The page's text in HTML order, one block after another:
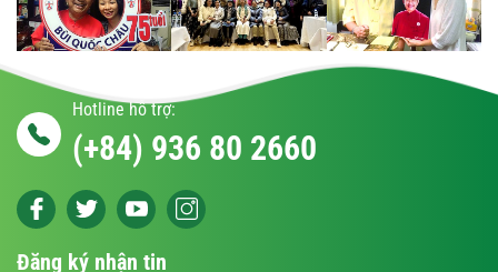
Hotline hỗ trợ:
(+84) 936 80 2660
Đăng ký nhận tin